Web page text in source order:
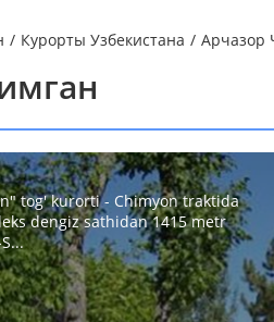
/ Курорты Узбекистана / Арчазор
tog' kurorti - Chimyon traktida
dengiz sathidan 1415 metr